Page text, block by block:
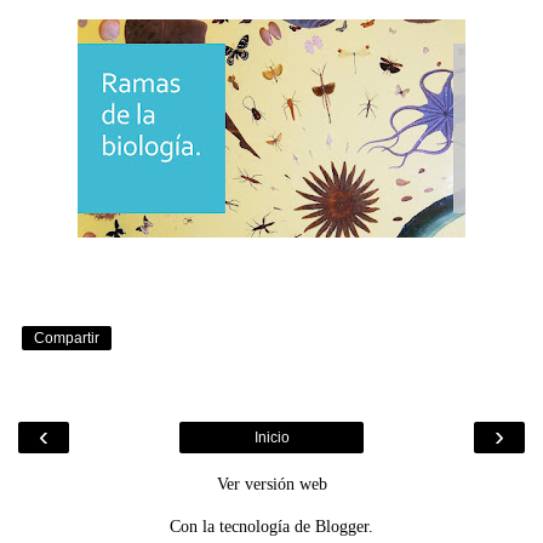
Compartir
‹ ›
Inicio
Ver versión web
Con la tecnología de Blogger.